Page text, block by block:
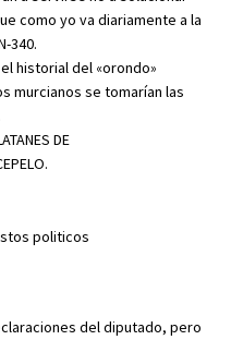
como yo va diariamente a la
340.
historial del «orondo»
murcianos se tomarían las
DE
politicos
del diputado, pero